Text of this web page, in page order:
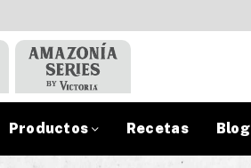
Productos Recetas Blog